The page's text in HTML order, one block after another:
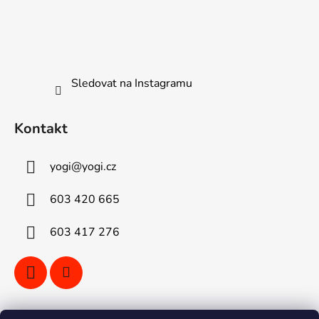
Sledovat na Instagramu
Kontakt
yogi@yogi.cz
603 420 665
603 417 276